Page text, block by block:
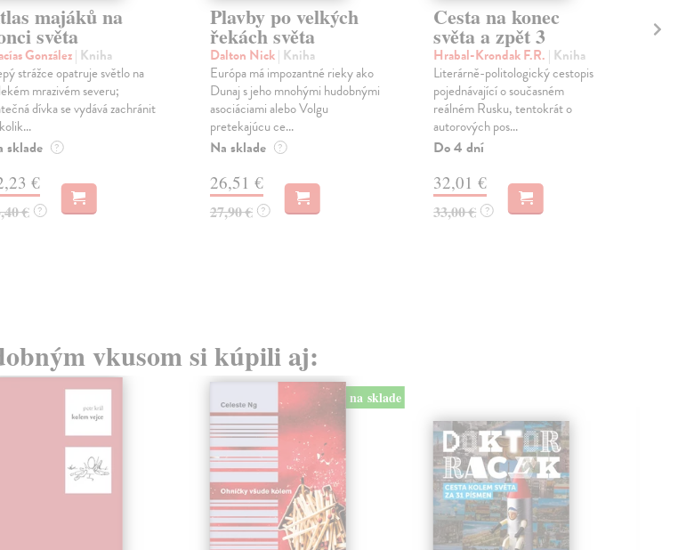
majáků na
světa
González| Kniha
strážce opatruje světlo na
mrazivém severu;
dívka se vydává zachránit
sklade ?
€
€ ?
Plavby po velkých
řekách světa
Dalton Nick| Kniha
Európa má impozantné rieky ako
Dunaj s jeho mnohými hudobnými
asociáciami alebo Volgu
pretekajúcu ce...
Na sklade ?
26,51 €
27,90 € ?
Cesta na konec
světa a zpět 3
Hrabal-Krondak F.R. | Kniha
Literárně-politologický cestopis
pojednávající o současném
reálném Rusku, tentokrát o
autorových pos...
Do 4 dní
32,01 €
33,00 € ?
vkusom si kúpili aj:
na sklade